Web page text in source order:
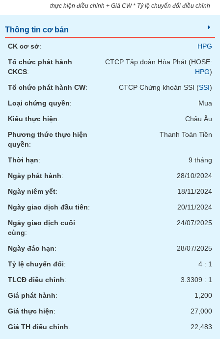
thực hiện điều chỉnh + Giá CW * Tỷ lệ chuyển đổi điều chỉnh
Thông tin cơ bản
CK cơ sở:
HPG
Tổ chức phát hành
CKCS:
CTCP Tập đoàn Hòa Phát (HOSE:
HPG)
Tổ chức phát hành CW: CTCP Chứng khoán SSI (SSI)
Loại chứng quyền:
Mua
Kiểu thực hiện:
Châu Âu
Phương thức thực hiện
quyền:
Thanh Toán Tiền
Thời hạn:
9 tháng
Ngày phát hành:
28/10/2024
Ngày niêm yết:
18/11/2024
Ngày giao dịch đầu tiên:
20/11/2024
Ngày giao dịch cuối
cùng:
24/07/2025
Ngày đáo hạn:
28/07/2025
Tỷ lệ chuyển đổi:
4 : 1
TLCĐ điều chỉnh:
3.3309 : 1
Giá phát hành:
1,200
Giá thực hiện:
27,000
Giá TH điều chỉnh:
22,483